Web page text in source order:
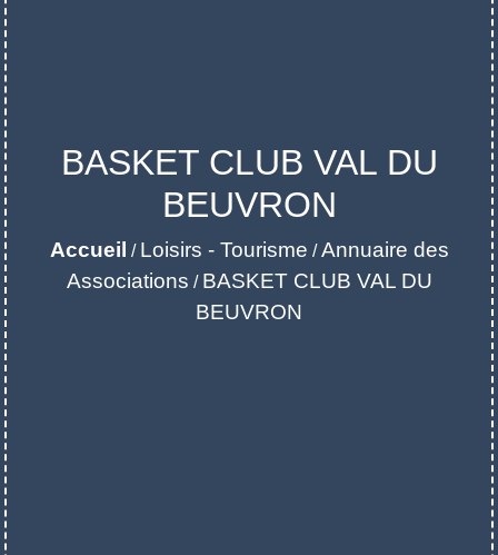
BASKET CLUB VAL DU
BEUVRON
Accueil / Loisirs - Tourisme /Annuaire des
Associations / BASKET CLUB VAL DU
BEUVRON